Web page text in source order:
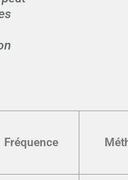
Fréquence